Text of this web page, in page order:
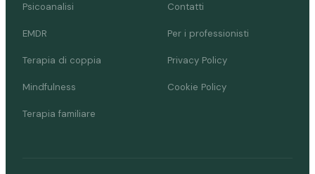
Psicoanalisi
EMDR
Terapia di coppia
Mindfulness
Terapia familiare
Contatti
Per i professionisti
Privacy Policy
Cookie Policy